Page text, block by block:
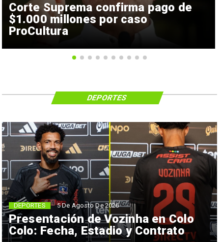
Corte Suprema confirma pago de
$1.000 millones por caso
ProCultura
Presentación de Vozinha en Colo
Colo: Fecha, Estadio y Contrato
DEPORTES 5 De Agosto De 2026
DEPORTES